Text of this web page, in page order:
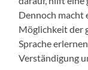
Dennoch macht
Möglichkeit der
Sprache
Verständigung